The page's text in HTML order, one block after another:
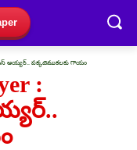
అయ్య‌ర్‌.. ప‌క్క‌టెముక‌లకు గాయం
: